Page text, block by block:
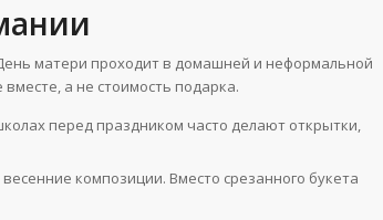
матери проходит в домашней и неформальной
а не стоимость подарка.
перед праздником часто делают открытки,
композиции. Вместо срезанного букета